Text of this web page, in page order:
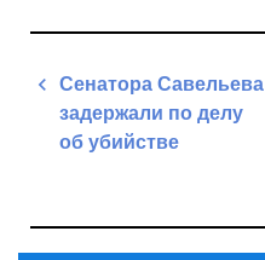
Навигация
записям
Сенатора Савельева
задержали по делу
об убийстве